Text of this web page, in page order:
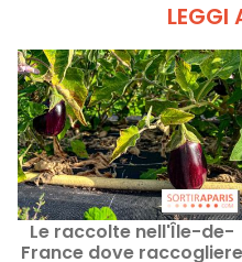
LEGGI
Le raccolte nell'Île-de-
France dove raccogliere